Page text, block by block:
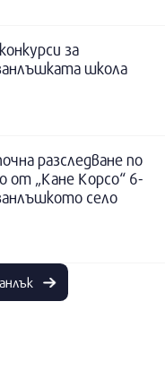
за
школа
разследване по
от „Кане Корсо“ 6-
село